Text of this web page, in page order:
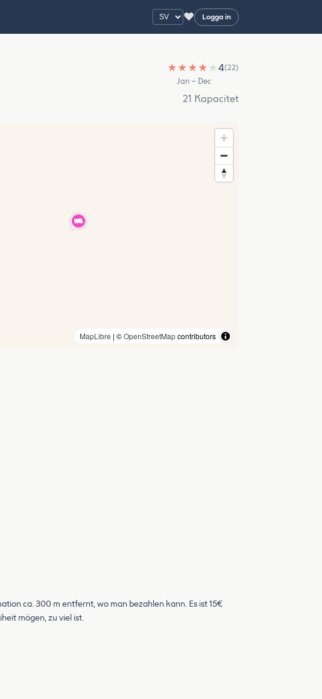
♥ Logga in
★ ★ ★ ★ ★4(22)
Jan – Dec
21 Kapacitet
MapLibre | ©OpenStreetMapcontributors
ca. 300 m entfernt, wo man bezahlen kann. Es ist 15€
mögen, zu viel ist.